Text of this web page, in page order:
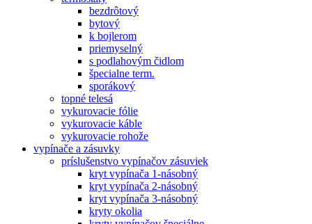
bezdrôtový
bytový
k bojlerom
priemyselný
s podlahovým čidlom
špecialne term.
sporákový
topné telesá
vykurovacie fólie
vykurovacie káble
vykurovacie rohože
vypínače a zásuvky
príslušenstvo vypínačov zásuviek
kryt vypínača 1-násobný
kryt vypínača 2-násobný
kryt vypínača 3-násobný
kryty okolia